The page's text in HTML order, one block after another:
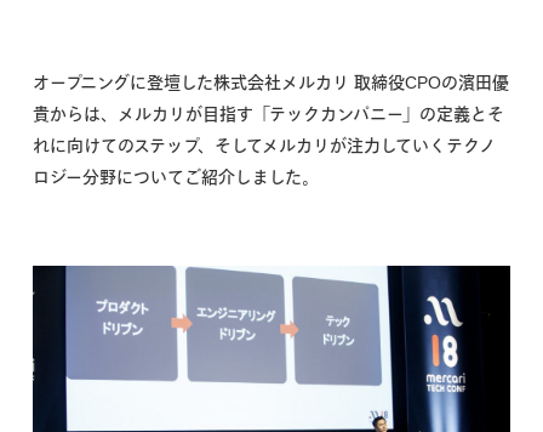
オープニングに登壇した株式会社メルカリ 取締役CPOの濱田優
貴からは、メルカリが目指す「テックカンパニー」の定義とそ
れに向けてのステップ、そしてメルカリが注力していくテクノ
ロジー分野についてご紹介しました。